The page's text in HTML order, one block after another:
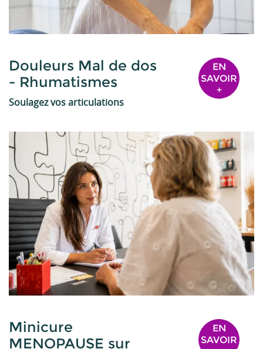
Douleurs Mal de dos
- Rhumatismes
Soulagez vos articulations
EN
SAVOIR
+
Minicure
MENOPAUSE sur
EN
SAVOIR